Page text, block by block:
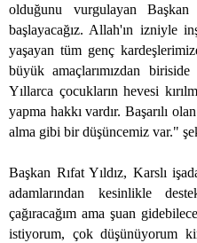
olduğunu vurgulayan
başlayacağız. Allah'ın izniyle
yaşayan tüm genç
büyük amaçlarımızdan
Yıllarca çocukların hevesi
yapma hakkı vardır. Başarılı
alma gibi bir düşüncemiz var."
Başkan Rıfat Yıldız, Karslı
adamlarından kesinlikle
çağıracağım ama şuan
istiyorum, çok düşünüyorum